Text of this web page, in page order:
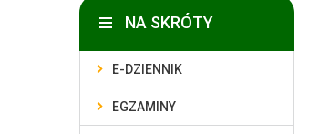
NA SKRÓTY
E-DZIENNIK
EGZAMINY